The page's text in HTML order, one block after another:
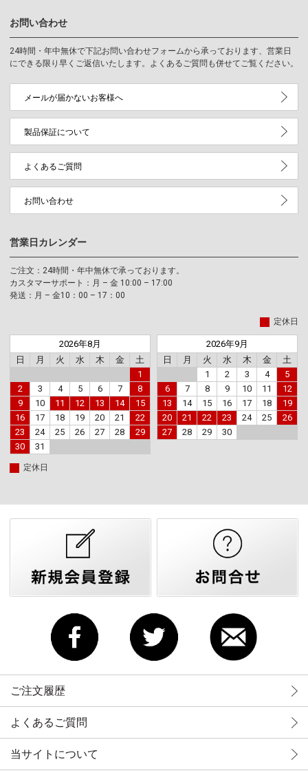
お問い合わせ
24時間・年中無休で下記お問い合わせフォームから承っております、営業日
にできる限り早くご返信いたします。よくあるご質問も併せてご覧ください。
メールが届かないお客様へ
製品保証について
よくあるご質問
お問い合わせ
営業日カレンダー
ご注文：24時間・年中無休で承っております。
カスタマーサポート：月 – 金 10:00 – 17:00
発送：月 – 金10：00 – 17：00
定休日
2026年8月
日
月 火 水 木 金
土
1
2
3 4 5 6 7
8
9
10 11 12 13 14
15
16
17 18 19 20 21
22
23
24 25 26 27 28
29
30
31
2026年9月
日
月 火 水 木 金
土
1
2 3 4
5
6
7 8 9 10 11
12
13
14 15 16 17 18
19
20
21 22 23 24 25
26
27
28 29 30
定休日
ご注文履歴
よくあるご質問
当サイトについて